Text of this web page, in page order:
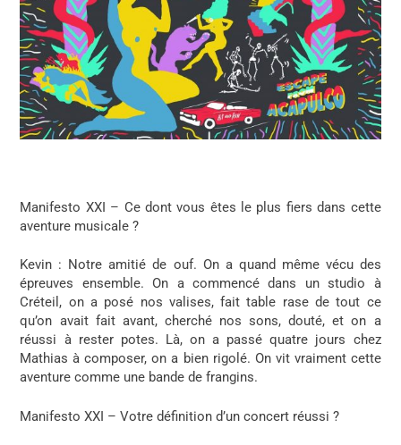
Manifesto XXI – Ce dont vous êtes le plus fiers dans cette
aventure musicale ?
Kevin : Notre amitié de ouf. On a quand même vécu des
épreuves ensemble. On a commencé dans un studio à
Créteil, on a posé nos valises, fait table rase de tout ce
qu’on avait fait avant, cherché nos sons, douté, et on a
réussi à rester potes. Là, on a passé quatre jours chez
Mathias à composer, on a bien rigolé. On vit vraiment cette
aventure comme une bande de frangins.
Manifesto XXI – Votre définition d’un concert réussi ?